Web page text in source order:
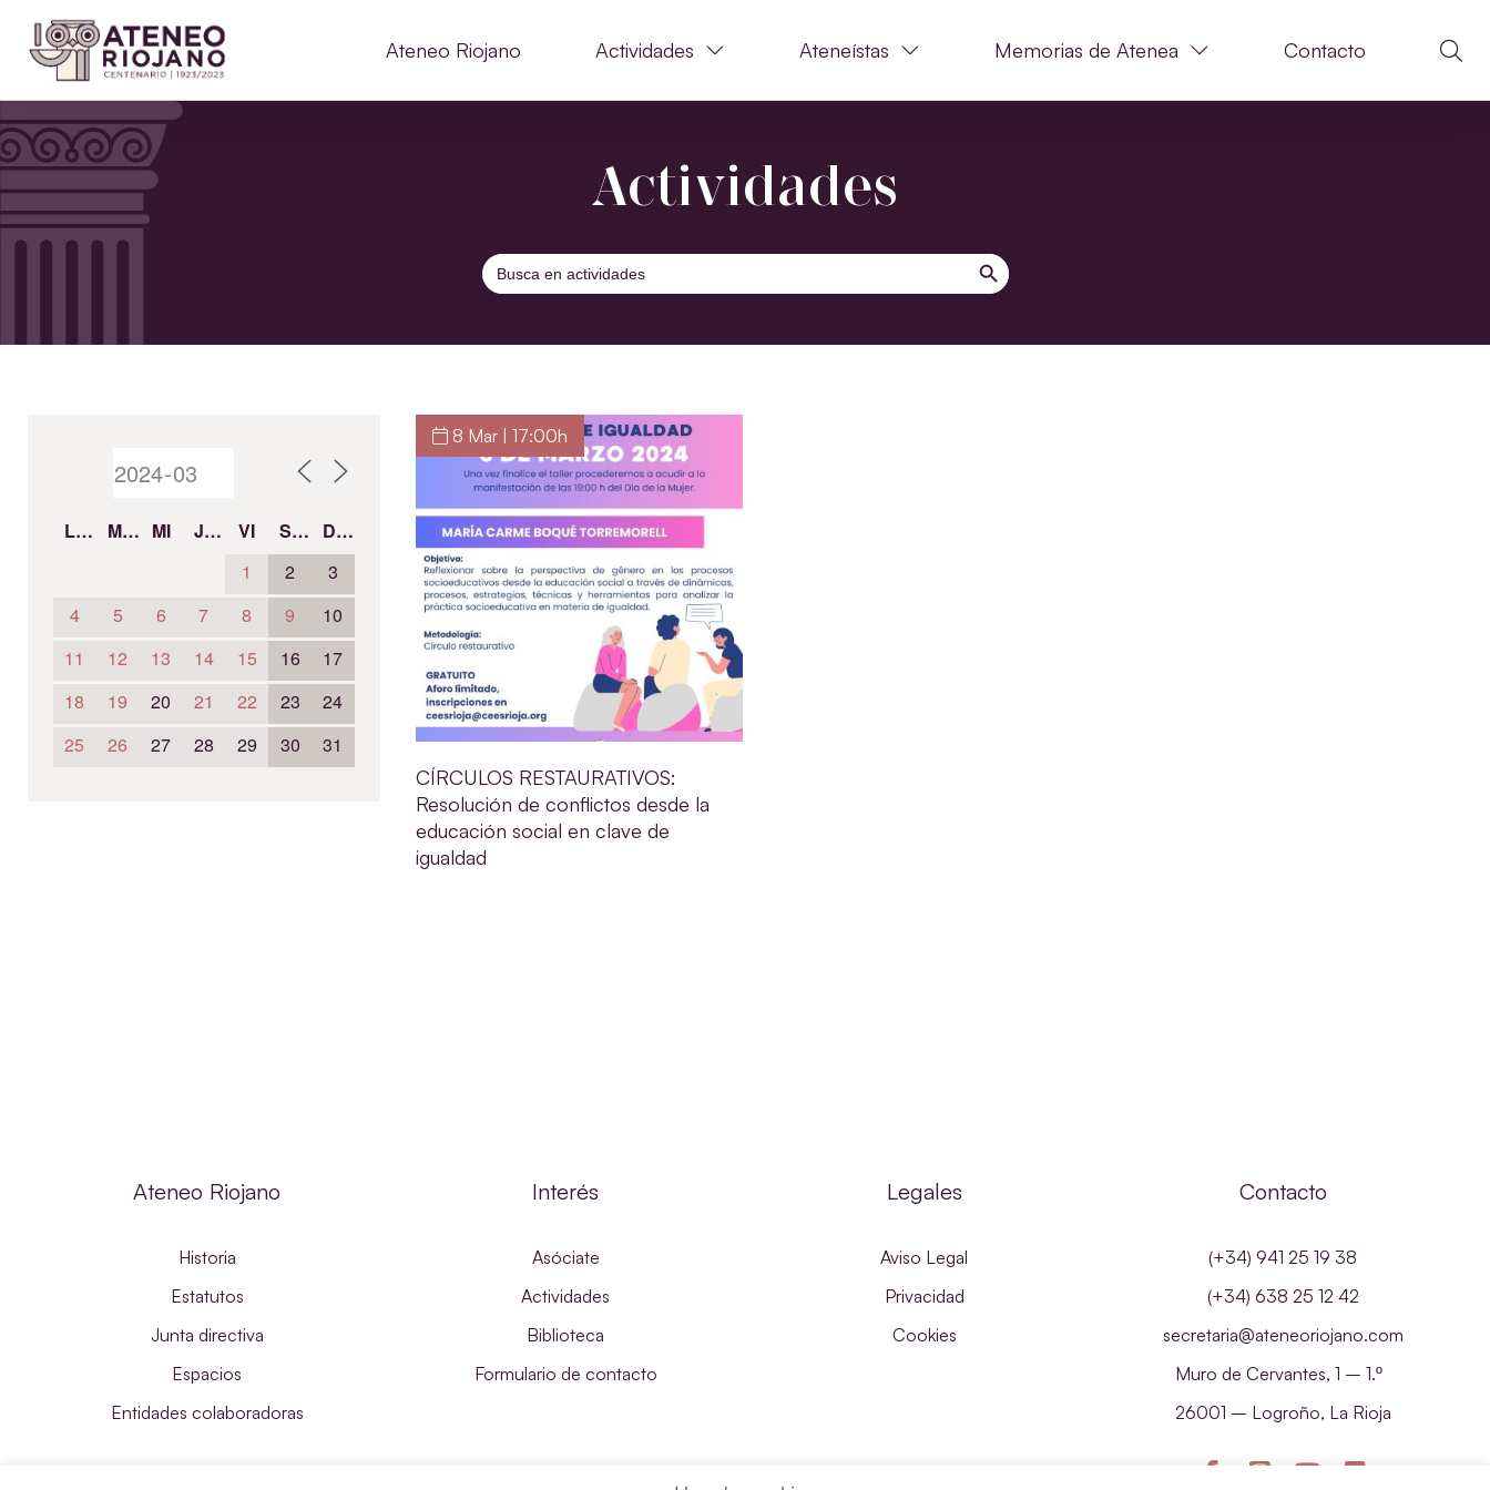
Ateneo Riojano Actividades Ateneístas Memorias de Atenea Contacto
Actividades
Buscar: BOTÓN DE BÚSQUEDA
LU MA MI JU VI SÁ
DO
1
2
3
4
5 6 7 8 9
10
11
12 13 14 15 16
17
18
19 20 21 22 23
24
25
26 27 28 29 30 31
8 Mar | 17:00h
CÍRCULOS RESTAURATIVOS:
Resolución de conflictos desde la
educación social en clave de
igualdad
Ateneo Riojano
Historia
Estatutos
Junta directiva
Espacios
Entidades colaboradoras
Interés
Asóciate
Actividades
Biblioteca
Formulario de contacto
Legales
Aviso Legal
Privacidad
Cookies
Contacto
(+34) 941 25 19 38
(+34) 638 25 12 42
secretaria@ateneoriojano.com
Muro de Cervantes, 1 – 1.º
26001 – Logroño, La Rioja